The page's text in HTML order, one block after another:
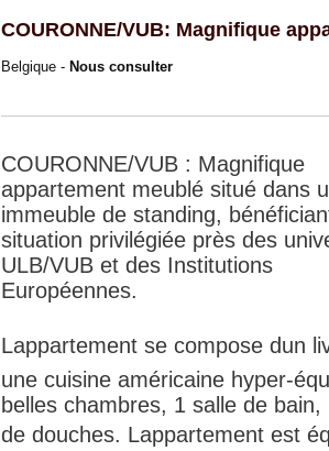
COURONNE/VUB: Magnifique
Belgique - Nous consulter
COURONNE/VUB : Magnifique
appartement meublé situé dans
immeuble de standing,
situation privilégiée près des
ULB/VUB et des Institutions
Européennes.
Lappartement se compose dun
une cuisine américaine hyper-
belles chambres, 1 salle de bain,
de douches. Lappartement est